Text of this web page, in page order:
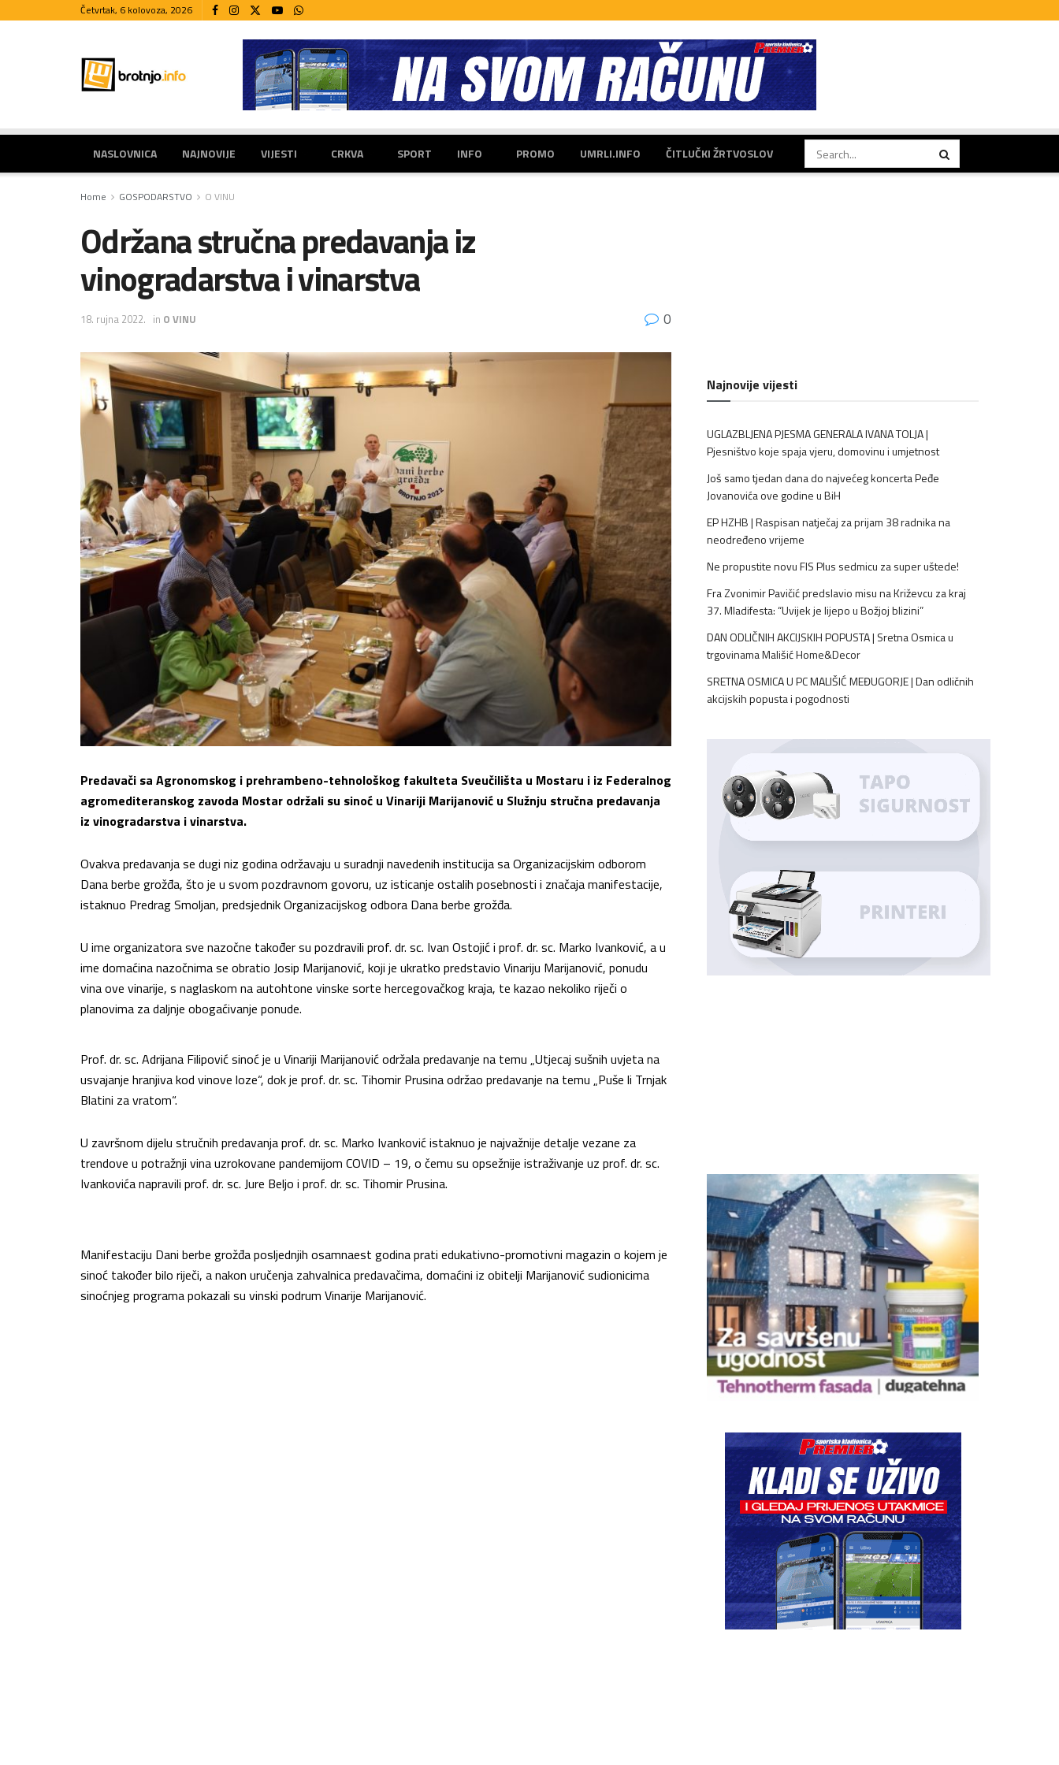
Četvrtak, 6 kolovoza, 2026
NASLOVNICA NAJNOVIJE VIJESTI CRKVA SPORT INFO PROMO UMRLI.INFO ČITLUČKI ŽRTVOSLOV
Home GOSPODARSTVO O VINU
Održana stručna predavanja iz
vinogradarstva i vinarstva
18. rujna 2022. in O VINU 0
Predavači sa Agronomskog i prehrambeno-tehnološkog fakulteta Sveučilišta u Mostaru i iz Federalnog
agromediteranskog zavoda Mostar održali su sinoć u Vinariji Marijanović u Služnju stručna predavanja
iz vinogradarstva i vinarstva.
Ovakva predavanja se dugi niz godina održavaju u suradnji navedenih institucija sa Organizacijskim odborom
Dana berbe grožđa, što je u svom pozdravnom govoru, uz isticanje ostalih posebnosti i značaja manifestacije,
istaknuo Predrag Smoljan, predsjednik Organizacijskog odbora Dana berbe grožđa.
U ime organizatora sve nazočne također su pozdravili prof. dr. sc. Ivan Ostojić i prof. dr. sc. Marko Ivanković, a u
ime domaćina nazočnima se obratio Josip Marijanović, koji je ukratko predstavio Vinariju Marijanović, ponudu
vina ove vinarije, s naglaskom na autohtone vinske sorte hercegovačkog kraja, te kazao nekoliko riječi o
planovima za daljnje obogaćivanje ponude.
Prof. dr. sc. Adrijana Filipović sinoć je u Vinariji Marijanović održala predavanje na temu „Utjecaj sušnih uvjeta na
usvajanje hranjiva kod vinove loze“, dok je prof. dr. sc. Tihomir Prusina održao predavanje na temu „Puše li Trnjak
Blatini za vratom“.
U završnom dijelu stručnih predavanja prof. dr. sc. Marko Ivanković istaknuo je najvažnije detalje vezane za
trendove u potražnji vina uzrokovane pandemijom COVID – 19, o čemu su opsežnije istraživanje uz prof. dr. sc.
Ivankovića napravili prof. dr. sc. Jure Beljo i prof. dr. sc. Tihomir Prusina.
Manifestaciju Dani berbe grožđa posljednjih osamnaest godina prati edukativno-promotivni magazin o kojem je
sinoć također bilo riječi, a nakon uručenja zahvalnica predavačima, domaćini iz obitelji Marijanović sudionicima
sinoćnjeg programa pokazali su vinski podrum Vinarije Marijanović.
Najnovije vijesti
UGLAZBLJENA PJESMA GENERALA IVANA TOLJA |
Pjesništvo koje spaja vjeru, domovinu i umjetnost
Još samo tjedan dana do najvećeg koncerta Peđe
Jovanovića ove godine u BiH
EP HZHB | Raspisan natječaj za prijam 38 radnika na
neodređeno vrijeme
Ne propustite novu FIS Plus sedmicu za super uštede!
Fra Zvonimir Pavičić predslavio misu na Križevcu za kraj
37. Mladifesta: “Uvijek je lijepo u Božjoj blizini”
DAN ODLIČNIH AKCIJSKIH POPUSTA | Sretna Osmica u
trgovinama Mališić Home&Decor
SRETNA OSMICA U PC MALIŠIĆ MEĐUGORJE | Dan odličnih
akcijskih popusta i pogodnosti